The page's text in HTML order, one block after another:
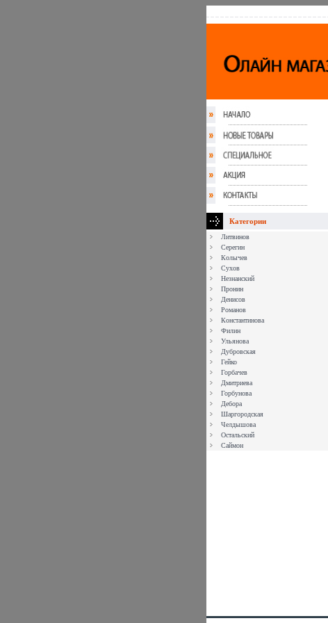
Категории
Литвинов
Серегин
Колычев
Сухов
Незнанский
Пронин
Денисов
Романов
Константинова
Филин
Ульянова
Дубровская
Гейко
Горбачев
Дмитриева
Горбунова
Дебора
Шаргородская
Челдышова
Остальский
Саймон